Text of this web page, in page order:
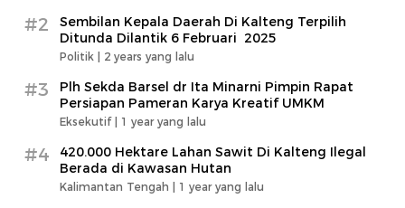
#2
Sembilan Kepala Daerah Di Kalteng Terpilih
Ditunda Dilantik 6 Februari 2025
Politik | 2 years yang lalu
#3
Plh Sekda Barsel dr Ita Minarni Pimpin Rapat
Persiapan Pameran Karya Kreatif UMKM
Eksekutif | 1 year yang lalu
#4
420.000 Hektare Lahan Sawit Di Kalteng Ilegal
Berada di Kawasan Hutan
Kalimantan Tengah | 1 year yang lalu